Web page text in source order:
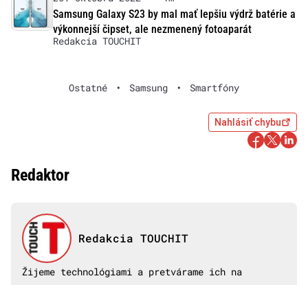
Samsung Galaxy S23 by mal mať lepšiu výdrž batérie a
výkonnejší čipset, ale nezmenený fotoaparát
Redakcia TOUCHIT
Ostatné • Samsung • Smartfóny
Nahlásiť chybu
Redaktor
Redakcia TOUCHIT
Žijeme technológiami a pretvárame ich na